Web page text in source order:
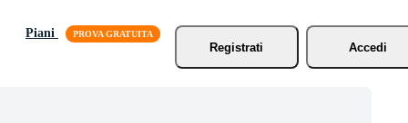
Piani
Registrati
Accedi